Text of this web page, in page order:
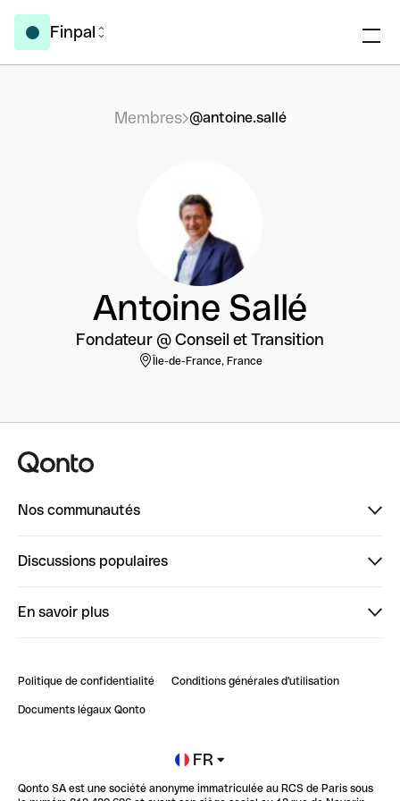
Finpal
Membres @antoine.sallé
Antoine Sallé
Fondateur @ Conseil et Transition
Île-de-France, France
Nos communautés
ClubQonto
Discussions populaires
Impact de l'IA sur les carrières/productivité
En savoir plus
Blog
Newsroom
Glossaire finance
Politique de confidentialité Conditions générales d'utilisation
Documents légaux Qonto
FR
Qonto SA est une société anonyme immatriculée au RCS de Paris sous